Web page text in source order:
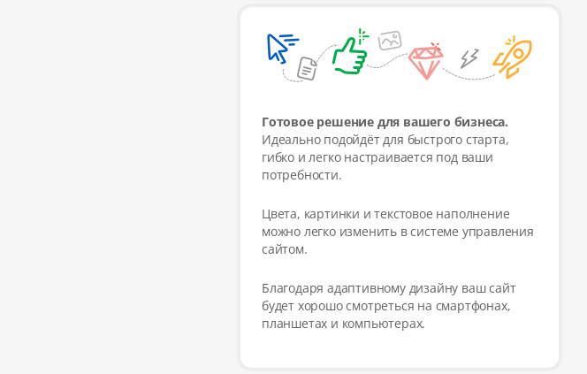
Готовое решение для вашего бизнеса.
Идеально подойдёт для быстрого старта,
гибко и легко настраивается под ваши
потребности.
Цвета, картинки и текстовое наполнение
можно легко изменить в системе управления
сайтом.
Благодаря адаптивному дизайну ваш сайт
будет хорошо смотреться на смартфонах,
планшетах и компьютерах.